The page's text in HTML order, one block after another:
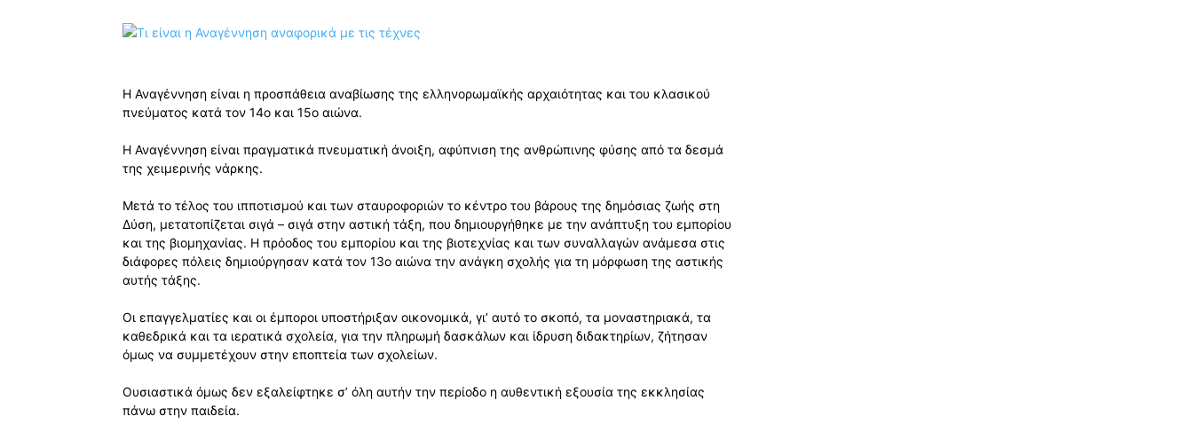
Η Αναγέννηση είναι η προσπάθεια αναβίωσης της ελληνορωμαϊκής αρχαιότητας και του κλασικού
πνεύματος κατά τον 14ο και 15ο αιώνα.
Η Αναγέννηση είναι πραγματικά πνευματική άνοιξη, αφύπνιση της ανθρώπινης φύσης από τα δεσμά
της χειμερινής νάρκης.
Μετά το τέλος του ιπποτισμού και των σταυροφοριών το κέντρο του βάρους της δημόσιας ζωής στη
Δύση, μετατοπίζεται σιγά – σιγά στην αστική τάξη, που δημιουργήθηκε με την ανάπτυξη του εμπορίου
και της βιομηχανίας. Η πρόοδος του εμπορίου και της βιοτεχνίας και των συναλλαγών ανάμεσα στις
διάφορες πόλεις δημιούργησαν κατά τον 13ο αιώνα την ανάγκη σχολής για τη μόρφωση της αστικής
αυτής τάξης.
Οι επαγγελματίες και οι έμποροι υποστήριξαν οικονομικά, γι’ αυτό το σκοπό, τα μοναστηριακά, τα
καθεδρικά και τα ιερατικά σχολεία, για την πληρωμή δασκάλων και ίδρυση διδακτηρίων, ζήτησαν
όμως να συμμετέχουν στην εποπτεία των σχολείων.
Ουσιαστικά όμως δεν εξαλείφτηκε σ’ όλη αυτήν την περίοδο η αυθεντική εξουσία της εκκλησίας
πάνω στην παιδεία.